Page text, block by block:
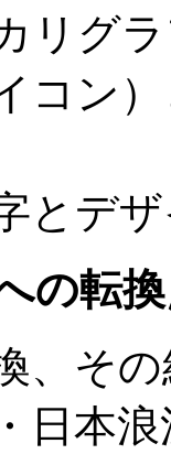
リグ
コン
とデ
の転換
、そ
日本